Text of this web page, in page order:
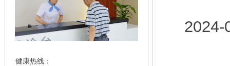
女性
老年
头部
背部
健康热线：
2024-